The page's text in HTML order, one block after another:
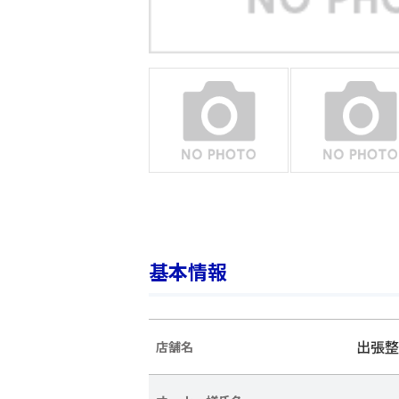
基本情報
店舗名 出張